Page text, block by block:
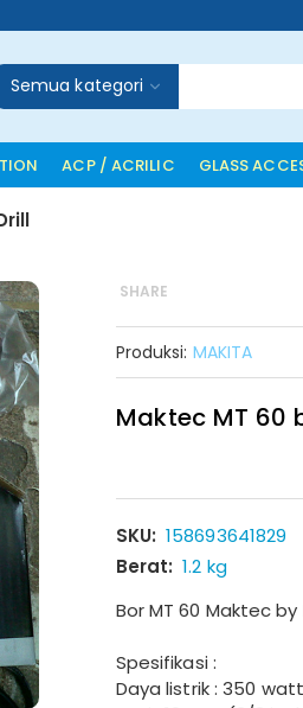
Semua kategori
ACP / ACRILIC GLASS
SHARE
Produksi: MAKITA
Maktec MT 60
SKU: 158693641829
Berat: 1.2 kg
Bor MT 60 Maktec
Spesifikasi :
Daya listrik : 350 watt